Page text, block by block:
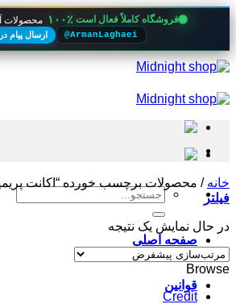
فروشگاه کاملاً فعال است ۱۰۰٪ محصولات
@ArmanLaghaei ارسال پیام
Skip
to
جستجو
صفحه اصلی
قوانین
خانه / محصولات برچسب خورده “اکانت
فیلتر
در حال نمایش یک نتیجه
Browse
Credit